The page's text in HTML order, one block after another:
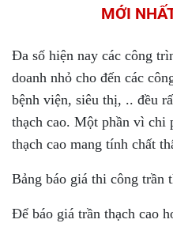
MỚI
Đa số hiện nay các công
doanh nhỏ cho đến các
bệnh viện, siêu thị, .. đều
thạch cao. Một phần vì chi
thạch cao mang tính chất
Bảng báo giá thi công trần
Để báo giá trần thạch cao